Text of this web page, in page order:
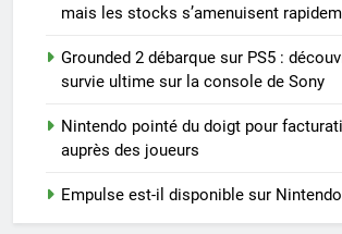
mais les stocks s’amenuisent
Grounded 2 débarque sur PS5 :
survie ultime sur la console de Sony
Nintendo pointé du doigt pour
auprès des joueurs
Empulse est-il disponible sur